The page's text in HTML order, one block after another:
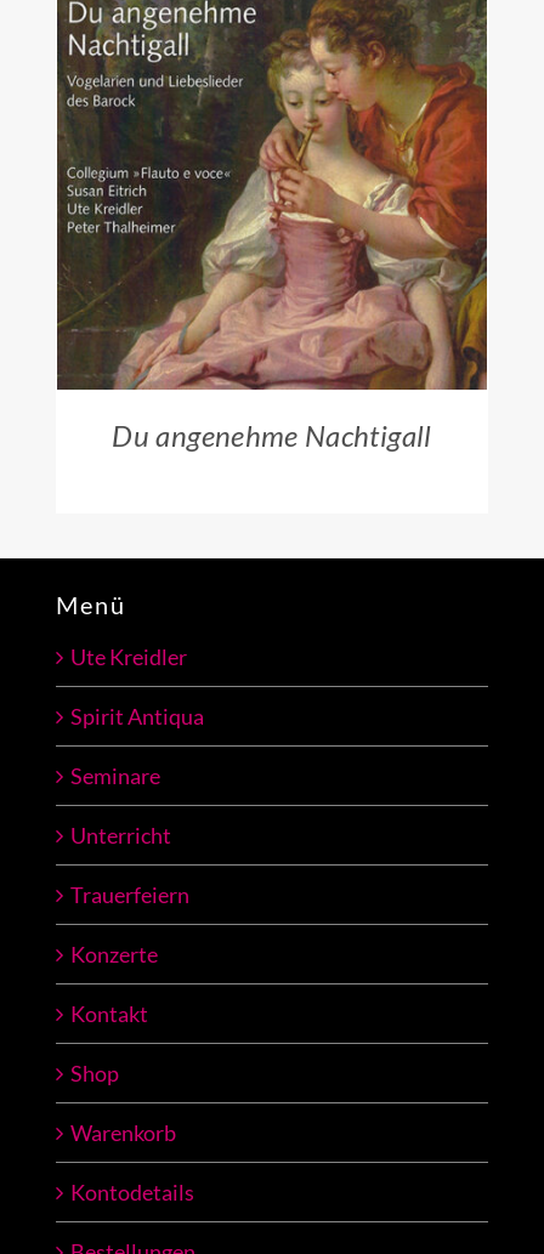
ZUM HÄNDLER
/
DETAILS
Du angenehme Nachtigall
Menü
Ute Kreidler
Spirit Antiqua
Seminare
Unterricht
Trauerfeiern
Konzerte
Kontakt
Shop
Warenkorb
Kontodetails